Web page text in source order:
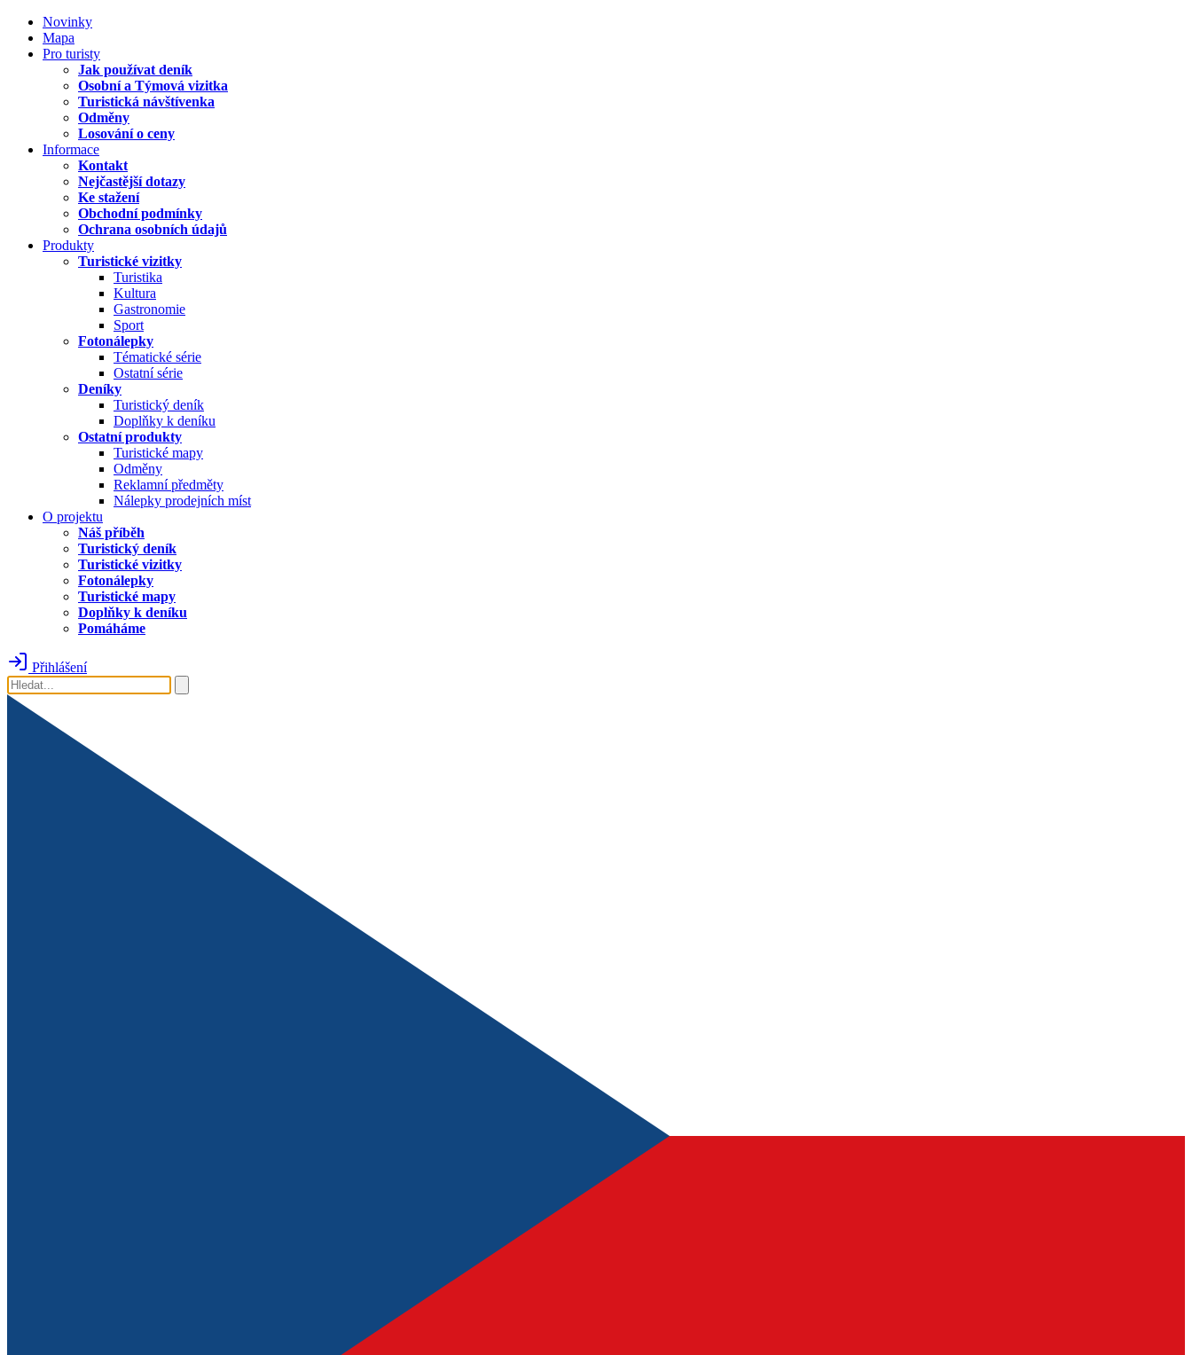
Novinky
Mapa
Pro turisty
Jak používat deník
Osobní a Týmová vizitka
Turistická návštívenka
Odměny
Losování o ceny
Informace
Kontakt
Nejčastější dotazy
Ke stažení
Obchodní podmínky
Ochrana osobních údajů
Produkty
Turistické vizitky
Turistika
Kultura
Gastronomie
Sport
Fotonálepky
Tématické série
Ostatní série
Deníky
Turistický deník
Doplňky k deníku
Ostatní produkty
Turistické mapy
Odměny
Reklamní předměty
Nálepky prodejních míst
O projektu
Náš příběh
Turistický deník
Turistické vizitky
Fotonálepky
Turistické mapy
Doplňky k deníku
Pomáháme
Přihlášení